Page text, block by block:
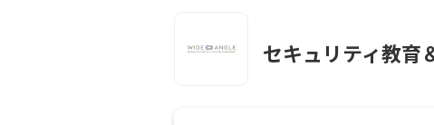
セキュリティ教育